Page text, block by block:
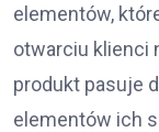
elementów,
otwarciu klienci
produkt pasuje
elementów ich